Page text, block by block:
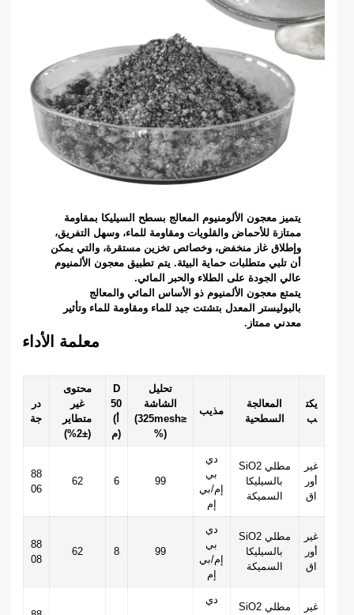
يتميز معجون الألومنيوم المعالج بسطح السيليكا بمقاومة
ممتازة للأحماض والقلويات ومقاومة للماء، وسهل التفريق،
وإطلاق غاز منخفض، وخصائص تخزين مستقرة، والتي يمكن
أن تلبي متطلبات حماية البيئة. يتم تطبيق معجون الألمنيوم
عالي الجودة على الطلاء والحبر المائي.
يتمتع معجون الألمنيوم ذو الأساس المائي والمعالج
بالبوليستر المعدل بتشتت جيد للماء ومقاومة للماء وتأثير
معدني ممتاز.
معلمة الأداء
در
جة
محتوى
غير
متطاير
(±2%)
D
50
(أ
م)
تحليل
الشاشة
(325mesh≥
%)
مذيب
المعالجة
السطحية
يكت
ب
88
06
62 6 99
دي
بي
إم/بي
إم
SiO2 مطلي
بالسيليكا
السميكة
غير
أور
اق
88
08
62 8 99
دي
بي
إم/بي
إم
SiO2 مطلي
بالسيليكا
السميكة
غير
أور
اق
دي
SiO2 مطلي غير